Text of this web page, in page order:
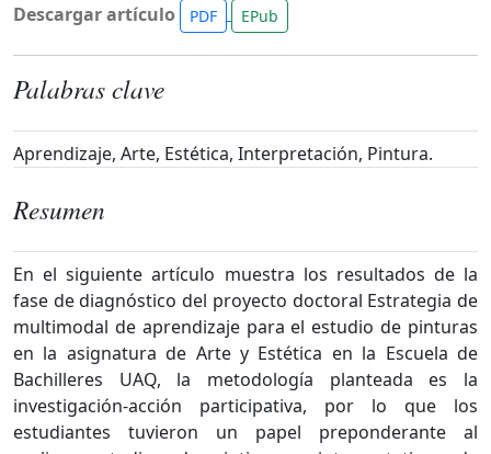
Descargar artículo PDF EPub
Palabras clave
Aprendizaje, Arte, Estética, Interpretación, Pintura.
Resumen
En el siguiente artículo muestra los resultados de la
fase de diagnóstico del proyecto doctoral Estrategia de
multimodal de aprendizaje para el estudio de pinturas
en la asignatura de Arte y Estética en la Escuela de
Bachilleres UAQ, la metodología planteada es la
investigación-acción participativa, por lo que los
estudiantes tuvieron un papel preponderante al